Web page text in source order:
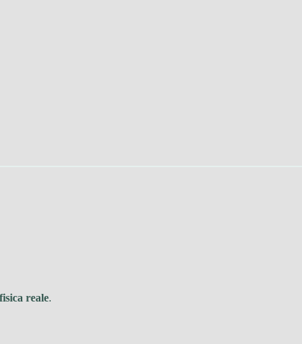
reale.